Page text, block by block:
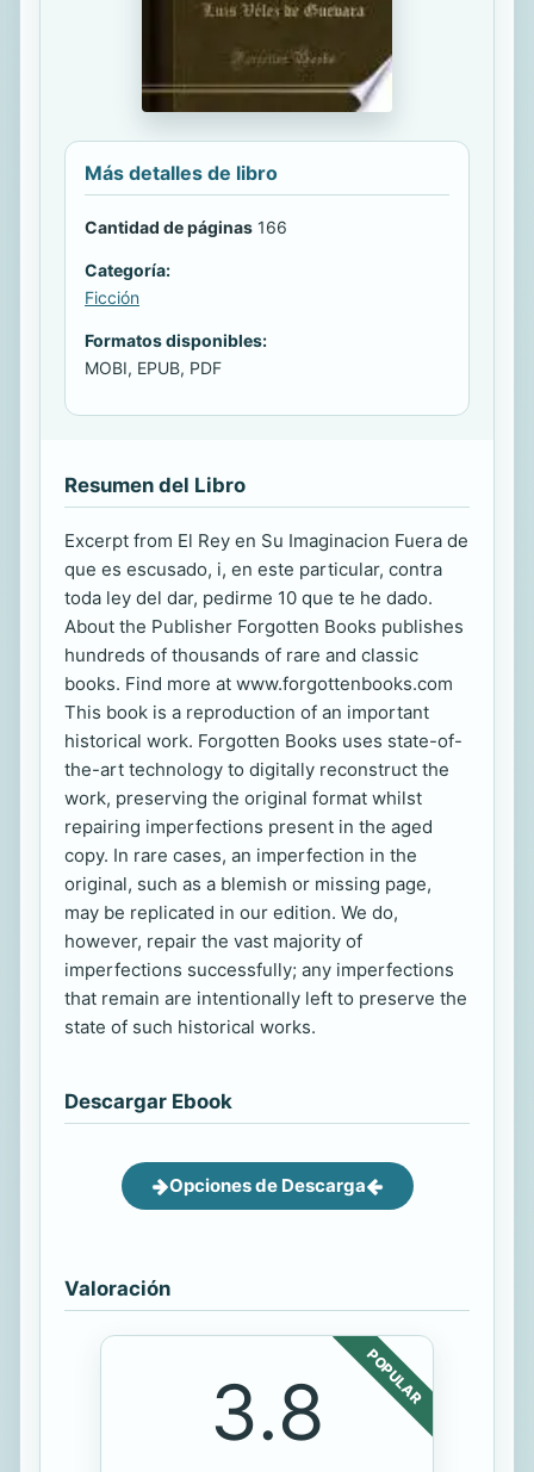
Más detalles de libro
Cantidad de páginas 166
Categoría:
Ficción
Formatos disponibles:
MOBI, EPUB, PDF
Resumen del Libro
Excerpt from El Rey en Su Imaginacion Fuera de
que es escusado, i, en este particular, contra
toda ley del dar, pedirme 10 que te he dado.
About the Publisher Forgotten Books publishes
hundreds of thousands of rare and classic
books. Find more at www.forgottenbooks.com
This book is a reproduction of an important
historical work. Forgotten Books uses state-of-
the-art technology to digitally reconstruct the
work, preserving the original format whilst
repairing imperfections present in the aged
copy. In rare cases, an imperfection in the
original, such as a blemish or missing page,
may be replicated in our edition. We do,
however, repair the vast majority of
imperfections successfully; any imperfections
that remain are intentionally left to preserve the
state of such historical works.
Descargar Ebook
Opciones de Descarga
Valoración
POPULAR
3.8